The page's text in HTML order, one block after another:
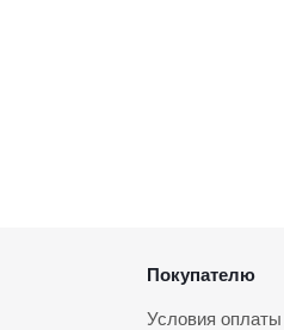
Покупателю
Условия оплаты